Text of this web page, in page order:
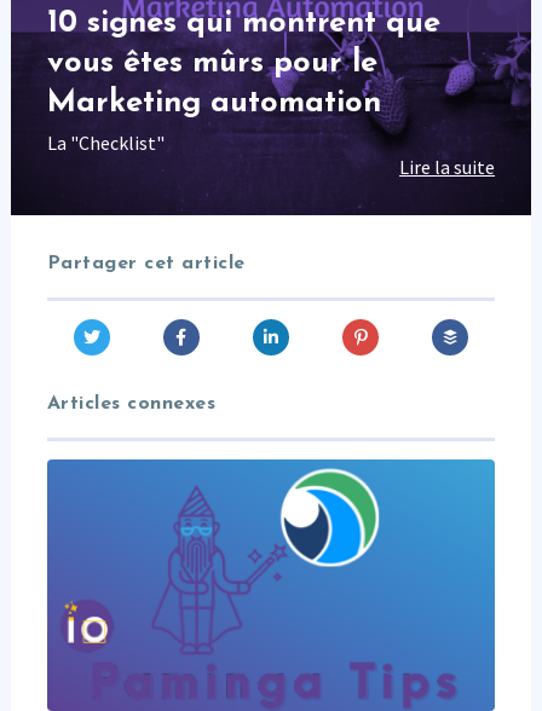
10 signes qui montrent que
vous êtes mûrs pour le
Marketing automation
La "Checklist"
Lire la suite
Partager cet article
Articles connexes